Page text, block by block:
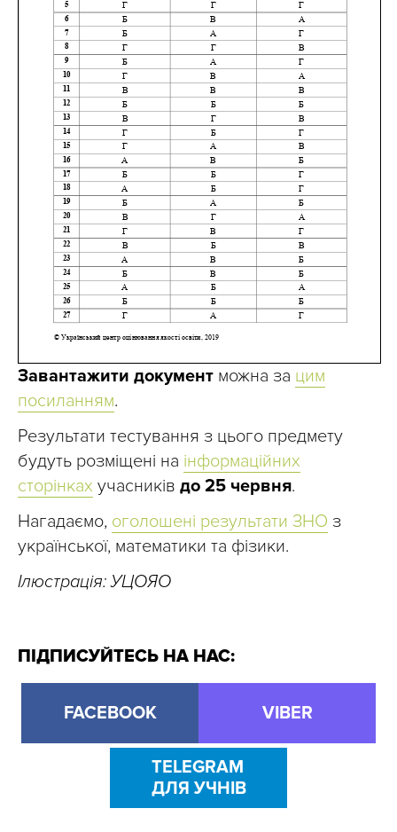
Завантажити документ можна за цим
посиланням.
Результати тестування з цього предмету
будуть розміщені на інформаційних
сторінках учасників до 25 червня.
Нагадаємо, оголошені результати ЗНО з
української, математики та фізики.
Ілюстрація: УЦОЯО
ПІДПИСУЙТЕСЬ НА НАС:
FACEBOOK VIBER
TELEGRAM
ДЛЯ УЧНІВ